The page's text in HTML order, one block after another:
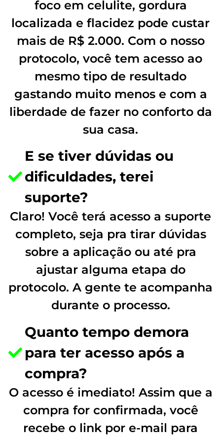
foco em celulite, gordura
localizada e flacidez pode custar
mais de R$ 2.000. Com o nosso
protocolo, você tem acesso ao
mesmo tipo de resultado
gastando muito menos e com a
liberdade de fazer no conforto da
sua casa.
E se tiver dúvidas ou
dificuldades, terei
suporte?
Claro! Você terá acesso a suporte
completo, seja pra tirar dúvidas
sobre a aplicação ou até pra
ajustar alguma etapa do
protocolo. A gente te acompanha
durante o processo.
Quanto tempo demora
para ter acesso após a
compra?
O acesso é imediato! Assim que a
compra for confirmada, você
recebe o link por e-mail para